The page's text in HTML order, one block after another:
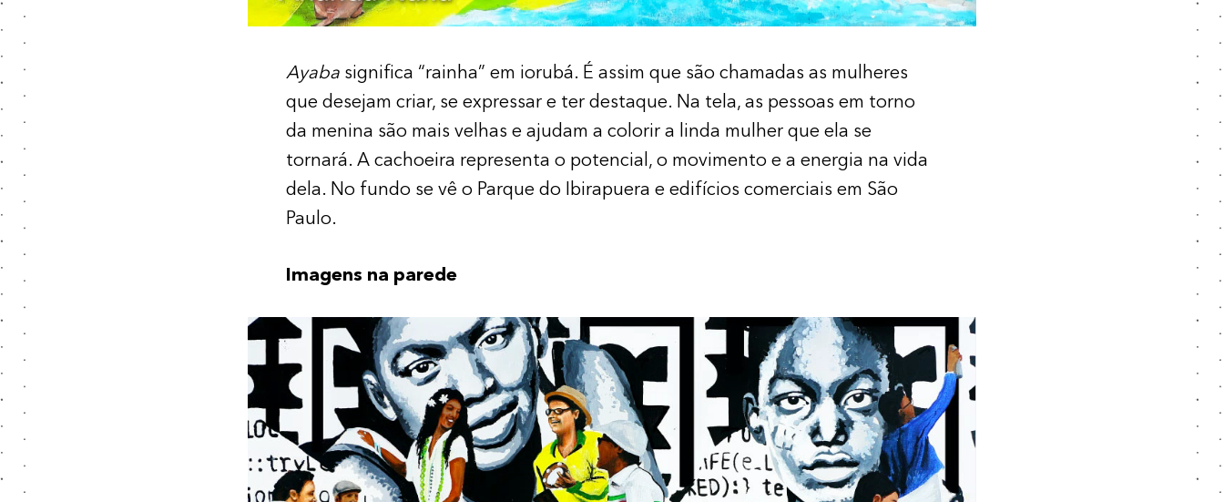
Ayaba significa “rainha” em iorubá. É assim que são chamadas as mulheres
que desejam criar, se expressar e ter destaque. Na tela, as pessoas em torno
da menina são mais velhas e ajudam a colorir a linda mulher que ela se
tornará. A cachoeira representa o potencial, o movimento e a energia na vida
dela. No fundo se vê o Parque do Ibirapuera e edifícios comerciais em São
Paulo.
Imagens na parede